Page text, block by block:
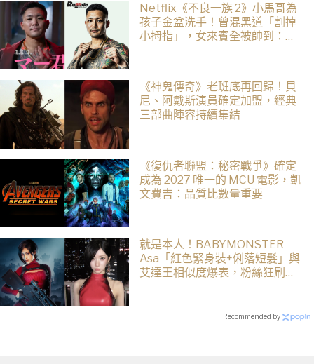
Netflix《不良一族 2》小馬哥為
孩子金盆洗手！曾混黑道「割掉
小拇指」，女來賓全被帥到：超
《神鬼傳奇》老班底再回歸！貝
尼、阿戴斯演員確定加盟，經典
三部曲陣容持續集結
《復仇者聯盟：秘密戰爭》確定
成為 2027 唯一的 MCU 電影，凱
文費吉：品質比數量重要
就是本人！BABYMONSTER
Asa「紅色緊身裝+俐落短髮」與
艾達王相似度爆表，粉絲狂刷
Recommended by